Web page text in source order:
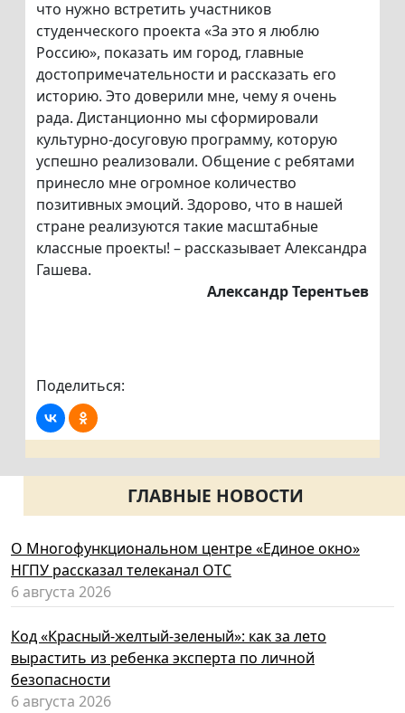
что нужно встретить участников
студенческого проекта «За это я люблю
Россию», показать им город, главные
достопримечательности и рассказать его
историю. Это доверили мне, чему я очень
рада. Дистанционно мы сформировали
культурно-досуговую программу, которую
успешно реализовали. Общение с ребятами
принесло мне огромное количество
позитивных эмоций. Здорово, что в нашей
стране реализуются такие масштабные
классные проекты! – рассказывает Александра
Гашева.
Александр Терентьев
Поделиться:
ГЛАВНЫЕ НОВОСТИ
О Многофункциональном центре «Единое окно»
НГПУ рассказал телеканал ОТС
6 августа 2026
Код «Красный-желтый-зеленый»: как за лето
вырастить из ребенка эксперта по личной
безопасности
6 августа 2026